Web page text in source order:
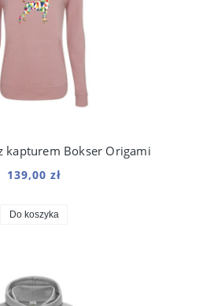
kapturem Bokser Origami
139,00 zł
Do koszyka